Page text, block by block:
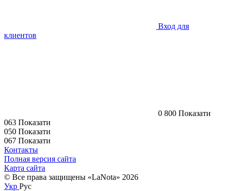
Вход для
клиентов
0 800 Показати
063 Показати
050 Показати
067 Показати
Контакты
Полная версия сайта
Карта сайта
© Все права защищены «LaNota» 2026
Укр Рус